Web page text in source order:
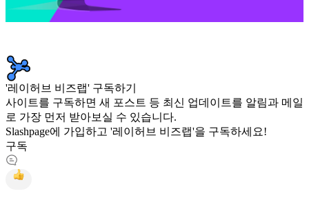
'레이허브 비즈랩' 구독하기
사이트를 구독하면 새 포스트 등 최신 업데이트를 알림과 메일
로 가장 먼저 받아보실 수 있습니다.
Slashpage에 가입하고 '레이허브 비즈랩'을 구독하세요!
구독